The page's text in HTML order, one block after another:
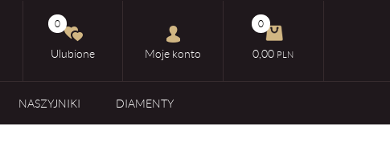
0
Ulubione Moje konto
0
0,00 PLN
NASZYJNIKI DIAMENTY